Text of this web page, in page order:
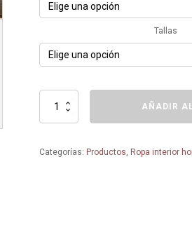
Tallas
Pinkie
6818
AÑADIR
Categorías: Productos, Ropa interior